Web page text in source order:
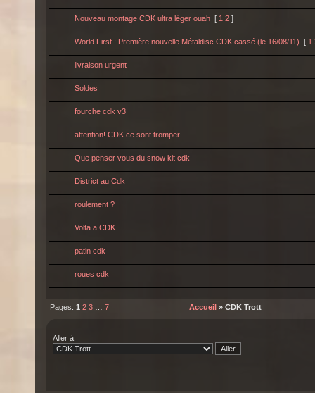
Nouveau montage CDK ultra léger ouah [ 1 2 ]
World First : Première nouvelle Métaldisc CDK cassé (le 16/08/11) [ 1
livraison urgent
Soldes
fourche cdk v3
attention! CDK ce sont tromper
Que penser vous du snow kit cdk
District au Cdk
roulement ?
Volta a CDK
patin cdk
roues cdk
Pages: 1 2 3 7 Accueil » CDK Trott
Aller à